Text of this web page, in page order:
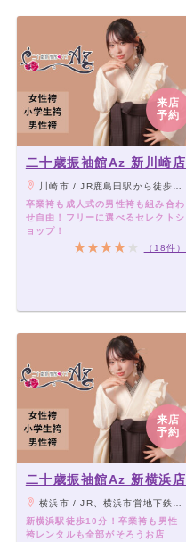
来店
予約
二十歳振袖館Az 新川崎店
川崎市 / JR鹿島田駅から徒歩1分/JR新川崎駅から徒歩7分
卒業袴も成人式の男性袴も組み合わ
せ自由！フリーに選べるセレクトシ
ョップ！
（18件）
来店
予約
二十歳振袖館Az 新横浜店
横浜市 / JR、横浜市営地下鉄ブルーライン新横浜駅より徒歩10分
新横浜駅徒歩10分！卒業袴も男性
袴レンタルも全部がそろうお店